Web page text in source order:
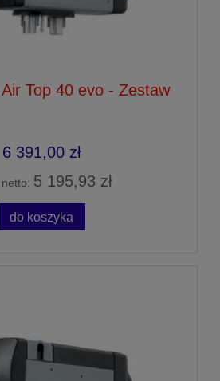
Top 40 evo - Zestaw
6 391,00 zł
5 195,93 zł
do koszyka